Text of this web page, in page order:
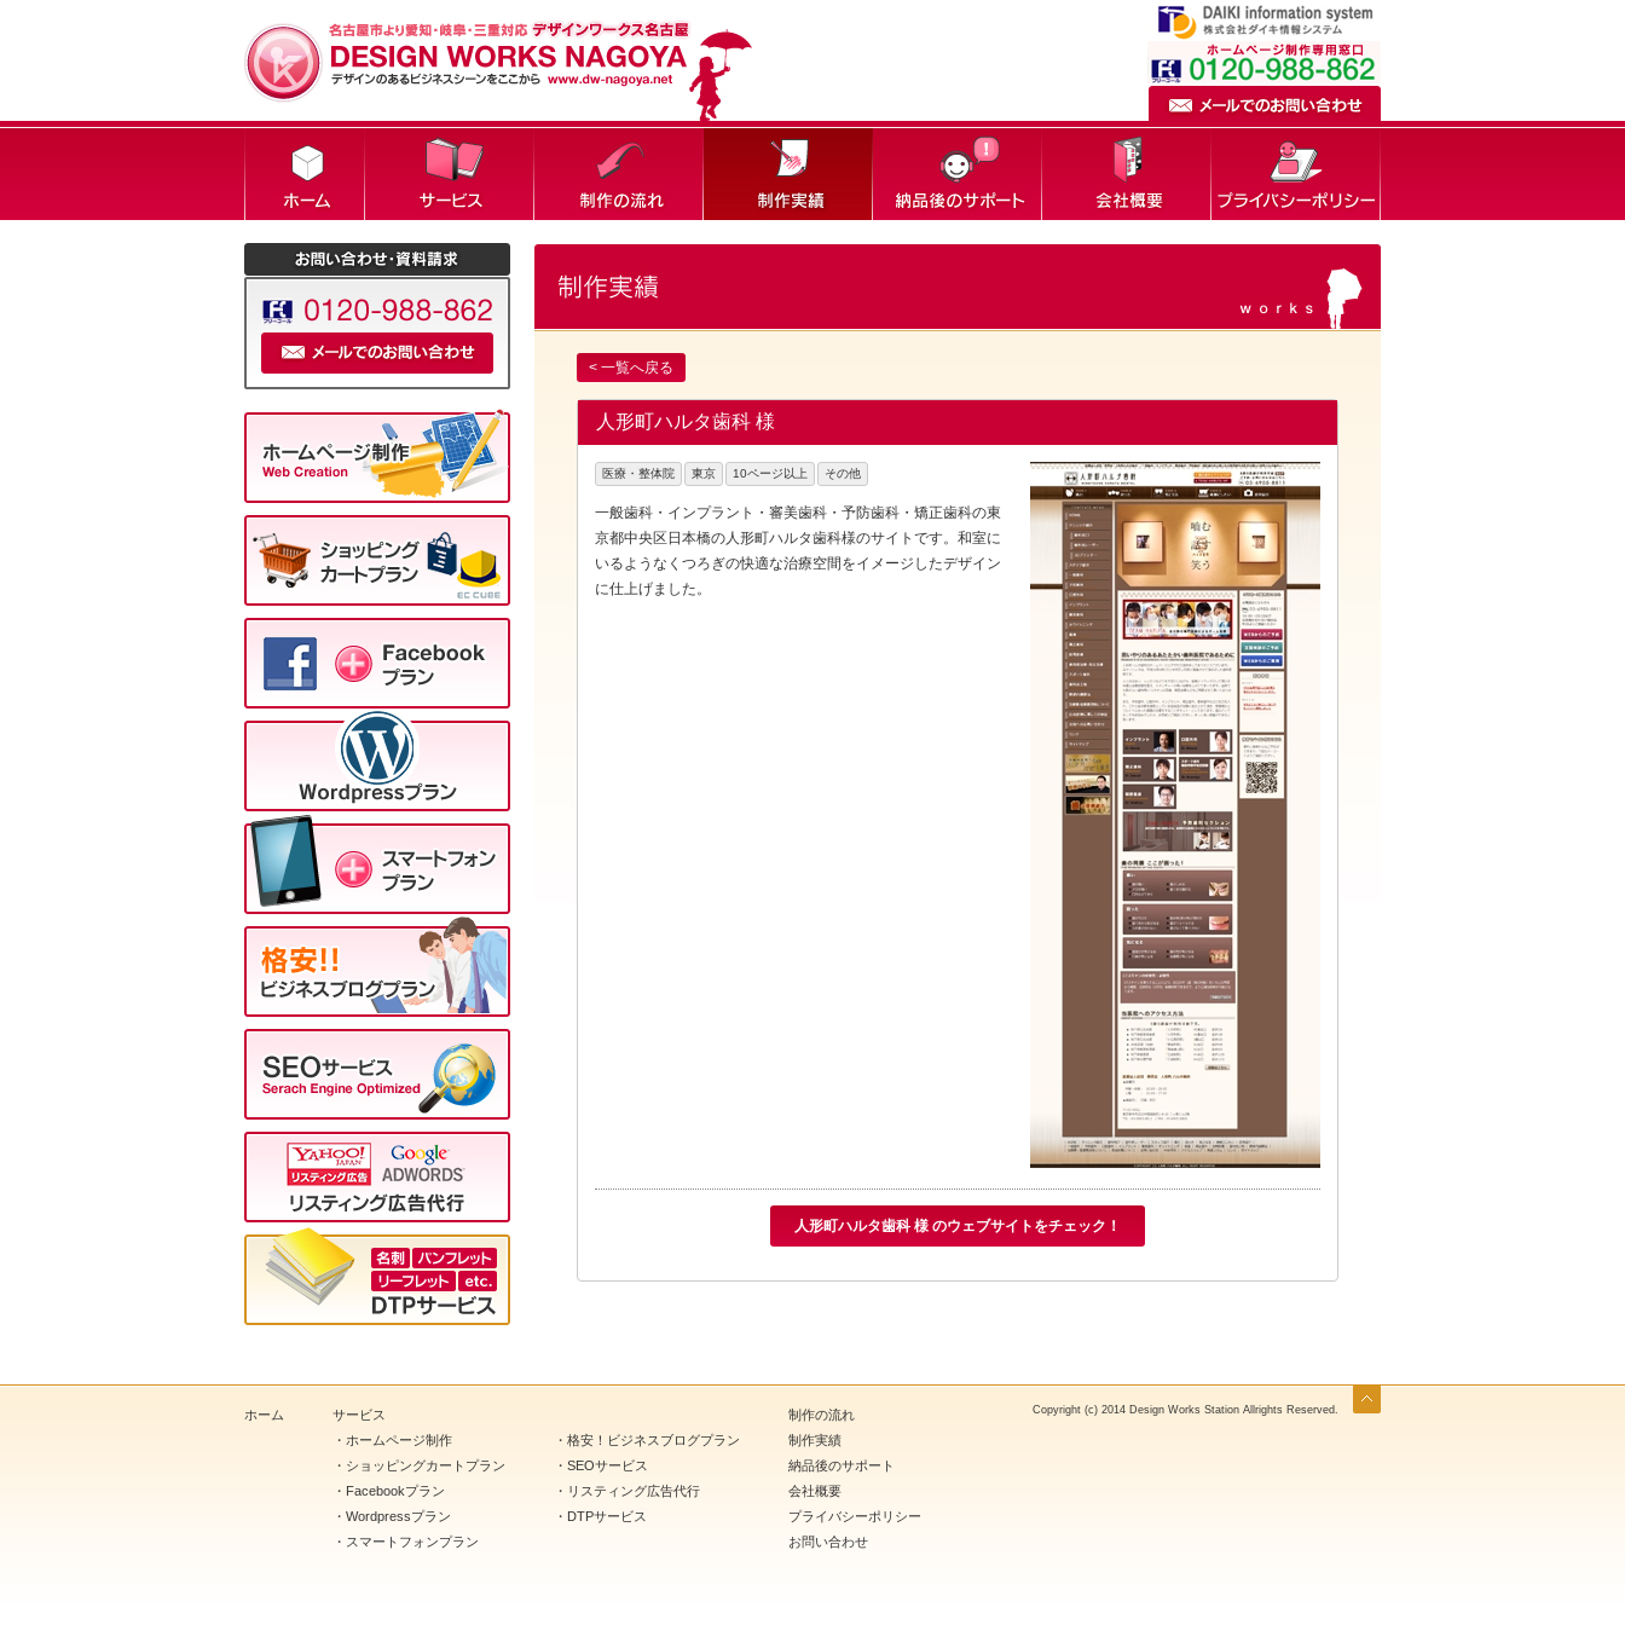
< 一覧へ戻る
人形町ハルタ歯科 様
医療・整体院 東京 10ページ以上 その他
一般歯科・インプラント・審美歯科・予防歯科・矯正歯科の東
京都中央区日本橋の人形町ハルタ歯科様のサイトです。和室に
いるようなくつろぎの快適な治療空間をイメージしたデザイン
に仕上げました。
人形町ハルタ歯科 様 のウェブサイトをチェック！
ホーム
サービス
・ ホームページ制作
・ ショッピングカートプラン
・ Facebookプラン
・ Wordpressプラン
・ スマートフォンプラン
・ 格安！ビジネスブログプラン
・ SEOサービス
・ リスティング広告代行
・ DTPサービス
制作の流れ
制作実績
納品後のサポート
会社概要
プライバシーポリシー
お問い合わせ
Copyright (c) 2014 Design Works Station Allrights Reserved.